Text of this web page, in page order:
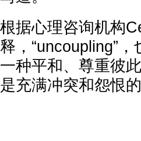
根据心理咨询机构
释，“uncoupling”
一种平和、尊重彼
是充满冲突和怨恨的